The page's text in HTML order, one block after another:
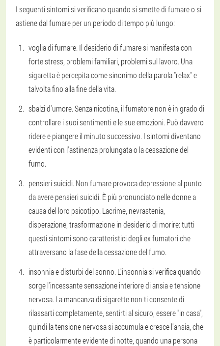
I seguenti sintomi si verificano quando si smette di fumare o si
astiene dal fumare per un periodo di tempo più lungo:
voglia di fumare. Il desiderio di fumare si manifesta con
forte stress, problemi familiari, problemi sul lavoro. Una
sigaretta è percepita come sinonimo della parola "relax" e
talvolta fino alla fine della vita.
sbalzi d'umore. Senza nicotina, il fumatore non è in grado di
controllare i suoi sentimenti e le sue emozioni. Può davvero
ridere e piangere il minuto successivo. I sintomi diventano
evidenti con l'astinenza prolungata o la cessazione del
fumo.
pensieri suicidi. Non fumare provoca depressione al punto
da avere pensieri suicidi. È più pronunciato nelle donne a
causa del loro psicotipo. Lacrime, nevrastenia,
disperazione, trasformazione in desiderio di morire: tutti
questi sintomi sono caratteristici degli ex fumatori che
attraversano la fase della cessazione del fumo.
insonnia e disturbi del sonno. L'insonnia si verifica quando
sorge l'incessante sensazione interiore di ansia e tensione
nervosa. La mancanza di sigarette non ti consente di
rilassarti completamente, sentirti al sicuro, essere "in casa",
quindi la tensione nervosa si accumula e cresce l'ansia, che
è particolarmente evidente di notte, quando una persona